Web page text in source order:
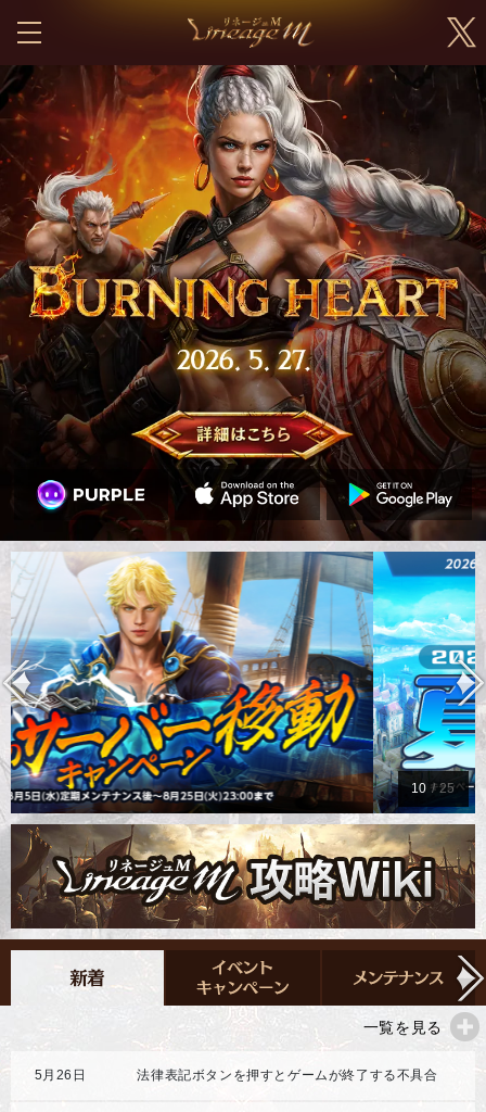
10 /25
一覧を見る
5月26日 法律表記ボタンを押すとゲームが終了する不具合